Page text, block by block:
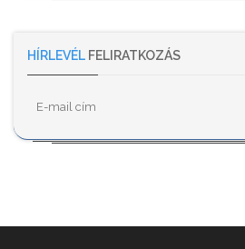
HÍRLEVÉL FELIRATKOZÁS